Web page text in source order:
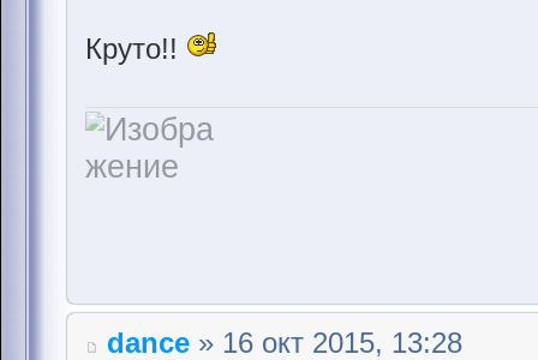
Круто!!
dance » 16 окт 2015, 13:28